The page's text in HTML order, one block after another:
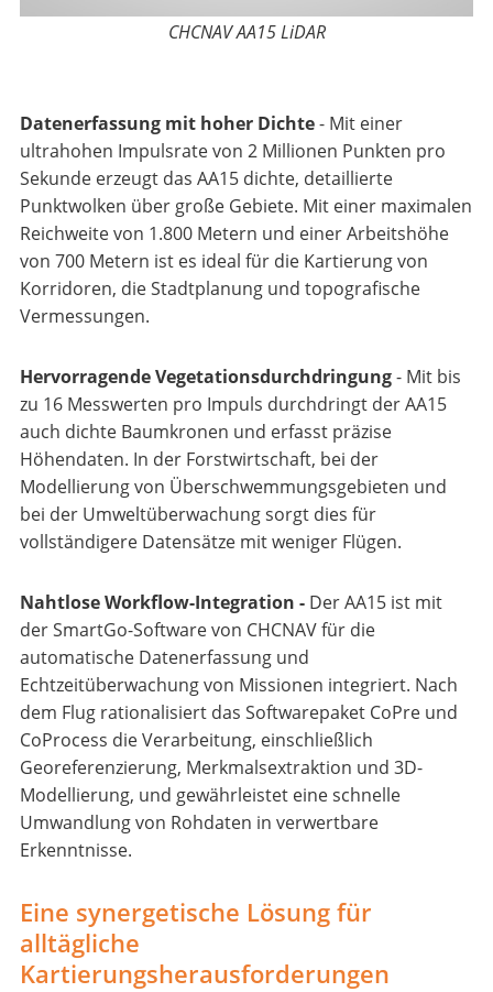
CHCNAV AA15 LiDAR
Datenerfassung mit hoher Dichte- Mit einer
ultrahohen Impulsrate von 2 Millionen Punkten pro
Sekunde erzeugt das AA15 dichte, detaillierte
Punktwolken über große Gebiete. Mit einer maximalen
Reichweite von 1.800 Metern und einer Arbeitshöhe
von 700 Metern ist es ideal für die Kartierung von
Korridoren, die Stadtplanung und topografische
Vermessungen.
Hervorragende Vegetationsdurchdringung- Mit bis
zu 16 Messwerten pro Impuls durchdringt der AA15
auch dichte Baumkronen und erfasst präzise
Höhendaten. In der Forstwirtschaft, bei der
Modellierung von Überschwemmungsgebieten und
bei der Umweltüberwachung sorgt dies für
vollständigere Datensätze mit weniger Flügen.
Nahtlose Workflow-Integration - Der AA15 ist mit
der SmartGo-Software von CHCNAV für die
automatische Datenerfassung und
Echtzeitüberwachung von Missionen integriert. Nach
dem Flug rationalisiert das Softwarepaket CoPre und
CoProcess die Verarbeitung, einschließlich
Georeferenzierung, Merkmalsextraktion und 3D-
Modellierung, und gewährleistet eine schnelle
Umwandlung von Rohdaten in verwertbare
Erkenntnisse.
Eine synergetische Lösung für
alltägliche
Kartierungsherausforderungen